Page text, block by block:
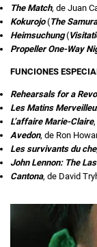
The Match, de Juan
Kokurojo(The
Heimsuchung(
Propeller One-Way
FUNCIONES
Rehearsals for a
Les Matins
L’affaire Marie-Claire
Avedon, de Ron
Les survivants du che
John Lennon: The
Cantona, de David